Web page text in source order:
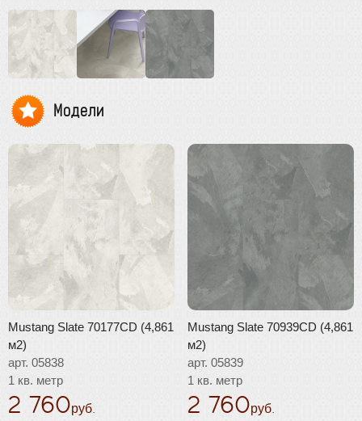
Модели
Mustang Slate 70177CD (4,861
м2)
арт. 05838
1 кв. метр
2 760руб.
Mustang Slate 70939CD (4,861
м2)
арт. 05839
1 кв. метр
2 760руб.